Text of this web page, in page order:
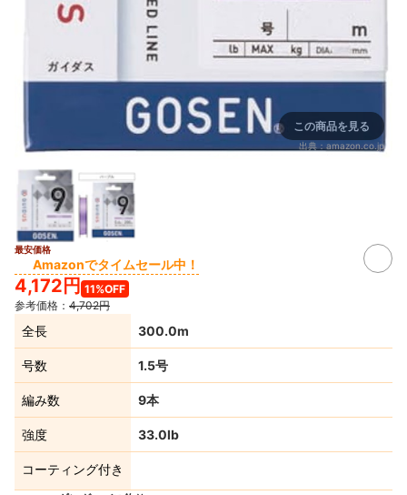
この商品を見る
出典： amazon.co.jp
最安価格
Amazonでタイムセール中！
4,172円 11%OFF
参考価格： 4,702円
全長 300.0m
号数 1.5号
編み数 9本
強度 33.0lb
コーティング付き